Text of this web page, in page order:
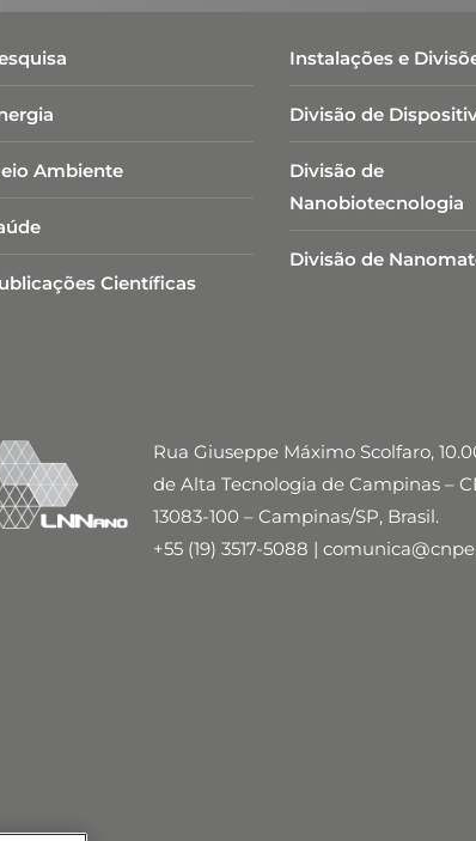
Ambiente
Científicas
Instalações e
Divisão de
Divisão de
Nanobiotecnologia​
Divisão de
Rua Giuseppe Máximo Scolfaro,
de Alta Tecnologia de Campinas –
13083-100 – Campinas/SP, Brasil.
+55 (19) 3517-5088 |